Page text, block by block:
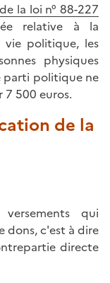
la loi n° 88-227
relative à la
vie politique, les
physiques
parti politique ne
500 euros.
de la
qui
dons, c'est à dire
directe